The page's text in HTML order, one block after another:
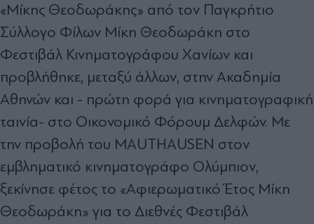
«Μίκης Θεοδωράκης» από τον Παγκρήτιο
Σύλλογο Φίλων Μίκη Θεοδωράκη στο
Φεστιβάλ Κινηματογράφου Χανίων και
προβλήθηκε, μεταξύ άλλων, στην Ακαδημία
Αθηνών και - πρώτη φορά για κινηματογραφική
ταινία- στο Οικονομικό Φόρουμ Δελφών. Με
την προβολή του MAUTHAUSEN στον
εμβληματικό κινηματογράφο Ολύμπιον,
ξεκίνησε φέτος το «Αφιερωματικό Έτος Μίκη
Θεοδωράκη» για το Διεθνές Φεστιβάλ